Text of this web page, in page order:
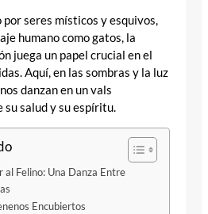
por seres místicos y esquivos,
humano como gatos, la
juega un papel crucial en el
Aquí, en las sombras y la luz
danzan en un vals
salud y su espíritu.
Felino: Una Danza Entre
Encubiertos